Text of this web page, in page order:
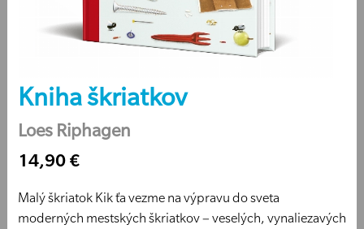
Kniha škriatkov
Loes Riphagen
14,90 €
Malý škriatok Kik ťa vezme na výpravu do sveta
moderných mestských škriatkov – veselých, vynaliezavých